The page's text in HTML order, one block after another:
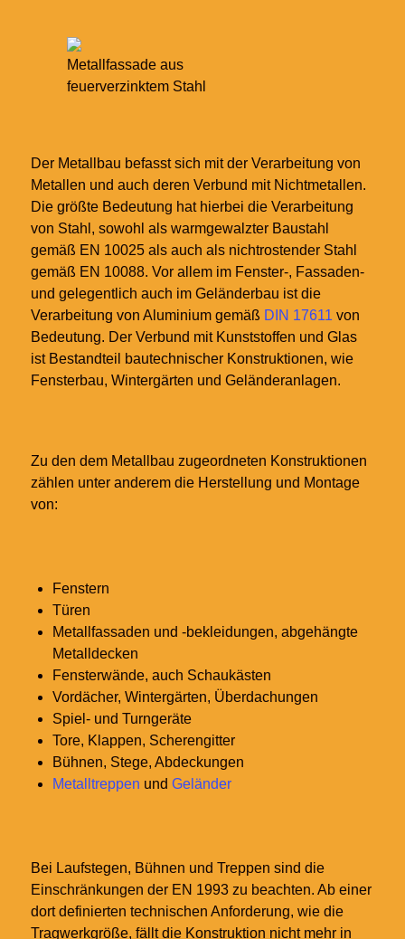
Metallfassade aus
feuerverzinktem Stahl
Der Metallbau befasst sich mit der Verarbeitung von
Metallen und auch deren Verbund mit Nichtmetallen.
Die größte Bedeutung hat hierbei die Verarbeitung
von Stahl, sowohl als warmgewalzter Baustahl
gemäß EN 10025 als auch als nichtrostender Stahl
gemäß EN 10088. Vor allem im Fenster-, Fassaden-
und gelegentlich auch im Geländerbau ist die
Verarbeitung von Aluminium gemäß DIN 17611 von
Bedeutung. Der Verbund mit Kunststoffen und Glas
ist Bestandteil bautechnischer Konstruktionen, wie
Fensterbau, Wintergärten und Geländeranlagen.
Zu den dem Metallbau zugeordneten Konstruktionen
zählen unter anderem die Herstellung und Montage
von:
Fenstern
Türen
Metallfassaden und -bekleidungen, abgehängte
Metalldecken
Fensterwände, auch Schaukästen
Vordächer, Wintergärten, Überdachungen
Spiel- und Turngeräte
Tore, Klappen, Scherengitter
Bühnen, Stege, Abdeckungen
Metalltreppen und Geländer
Bei Laufstegen, Bühnen und Treppen sind die
Einschränkungen der EN 1993 zu beachten. Ab einer
dort definierten technischen Anforderung, wie die
Tragwerkgröße, fällt die Konstruktion nicht mehr in